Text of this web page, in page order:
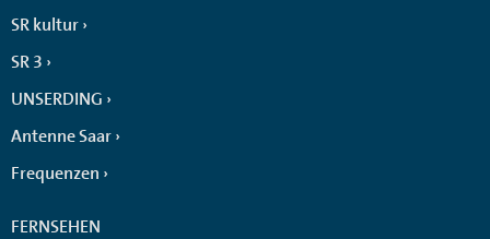
SR kultur
SR 3
UNSERDING
Antenne Saar
Frequenzen
FERNSEHEN